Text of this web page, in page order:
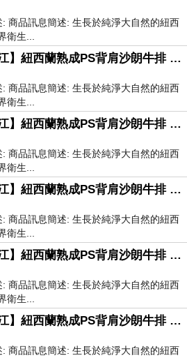
商品訊息簡述: 生長於純淨大自然的紐西
衛生...
任選冷凍真空【台北濱江】紐西蘭熟成PS背肩沙朗牛排 300g片(2片裝)
商品訊息簡述: 生長於純淨大自然的紐西
衛生...
任選冷凍真空【台北濱江】紐西蘭熟成PS背肩沙朗牛排 300g片(2片裝)
商品訊息簡述: 生長於純淨大自然的紐西
衛生...
任選冷凍真空【台北濱江】紐西蘭熟成PS背肩沙朗牛排 300g片(2片裝)
商品訊息簡述: 生長於純淨大自然的紐西
衛生...
任選冷凍真空【台北濱江】紐西蘭熟成PS背肩沙朗牛排 300g片(2片裝)
商品訊息簡述: 生長於純淨大自然的紐西
衛生...
任選冷凍真空【台北濱江】紐西蘭熟成PS背肩沙朗牛排 300g片(2片裝)
商品訊息簡述: 生長於純淨大自然的紐西